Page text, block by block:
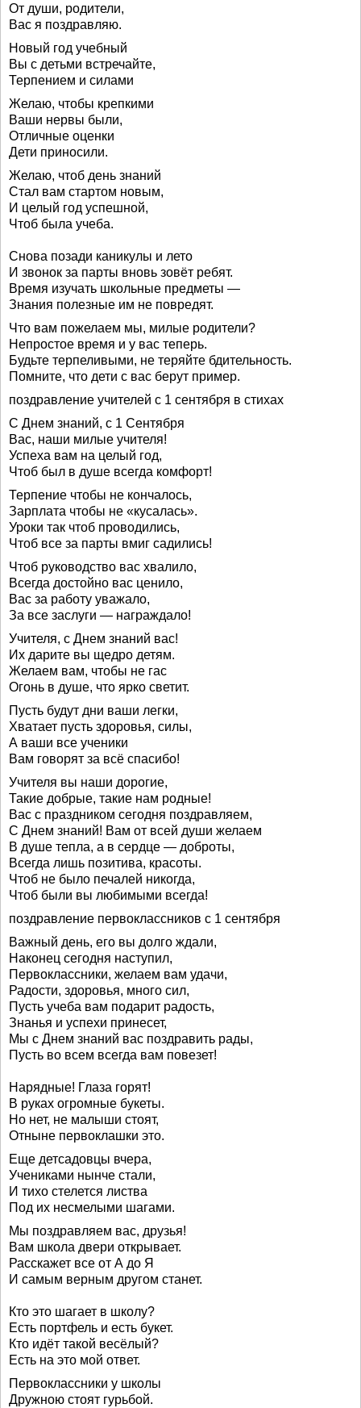
От души, родители,
Вас я поздравляю.
Новый год учебный
Вы с детьми встречайте,
Терпением и силами
Желаю, чтобы крепкими
Ваши нервы были,
Отличные оценки
Дети приносили.
Желаю, чтоб день знаний
Стал вам стартом новым,
И целый год успешной,
Чтоб была учеба.
Снова позади каникулы и лето
И звонок за парты вновь зовёт ребят.
Время изучать школьные предметы —
Знания полезные им не повредят.
Что вам пожелаем мы, милые родители?
Непростое время и у вас теперь.
Будьте терпеливыми, не теряйте бдительность.
Помните, что дети с вас берут пример.
поздравление учителей с 1 сентября в стихах
С Днем знаний, с 1 Сентября
Вас, наши милые учителя!
Успеха вам на целый год,
Чтоб был в душе всегда комфорт!
Терпение чтобы не кончалось,
Зарплата чтобы не «кусалась».
Уроки так чтоб проводились,
Чтоб все за парты вмиг садились!
Чтоб руководство вас хвалило,
Всегда достойно вас ценило,
Вас за работу уважало,
За все заслуги — награждало!
Учителя, с Днем знаний вас!
Их дарите вы щедро детям.
Желаем вам, чтобы не гас
Огонь в душе, что ярко светит.
Пусть будут дни ваши легки,
Хватает пусть здоровья, силы,
А ваши все ученики
Вам говорят за всё спасибо!
Учителя вы наши дорогие,
Такие добрые, такие нам родные!
Вас с праздником сегодня поздравляем,
С Днем знаний! Вам от всей души желаем
В душе тепла, а в сердце — доброты,
Всегда лишь позитива, красоты.
Чтоб не было печалей никогда,
Чтоб были вы любимыми всегда!
поздравление первоклассников с 1 сентября
Важный день, его вы долго ждали,
Наконец сегодня наступил,
Первоклассники, желаем вам удачи,
Радости, здоровья, много сил,
Пусть учеба вам подарит радость,
Знанья и успехи принесет,
Мы с Днем знаний вас поздравить рады,
Пусть во всем всегда вам повезет!
Нарядные! Глаза горят!
В руках огромные букеты.
Но нет, не малыши стоят,
Отныне первоклашки это.
Еще детсадовцы вчера,
Учениками нынче стали,
И тихо стелется листва
Под их несмелыми шагами.
Мы поздравляем вас, друзья!
Вам школа двери открывает.
Расскажет все от А до Я
И самым верным другом станет.
Кто это шагает в школу?
Есть портфель и есть букет.
Кто идёт такой весёлый?
Есть на это мой ответ.
Первоклассники у школы
Дружною стоят гурьбой.